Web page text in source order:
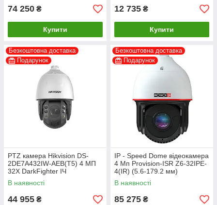
74 250 ₴
Купити
12 735 ₴
Купити
Безкоштовна доставка
Подарунок
PTZ камера Hikvision DS-
2DE7A432IW-AEB(T5) 4 МП
32X DarkFighter ІЧ
В наявності
44 955 ₴
Безкоштовна доставка
Подарунок
IP - Speed Dome відеокамера
4 Мп Provision-ISR Z6-32IPE-
4(IR) (5.6-179.2 мм)
В наявності
85 275 ₴